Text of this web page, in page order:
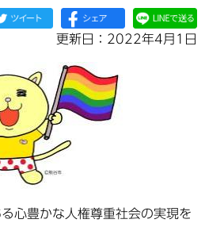
更新日：2022年4月1日
心豊かな人権尊重社会の実現を